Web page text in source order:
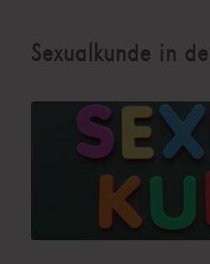
Sexualkunde in